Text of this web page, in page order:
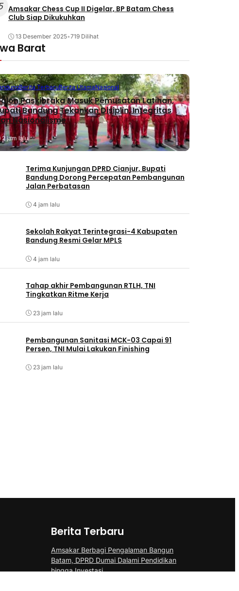
Amsakar Chess Cup II Digelar, BP Batam Chess
Club Siap Dikukuhkan
13 Desember 2025•719 Dilihat
Barat
Berita TerbaruBerita UtamaNasional
Paskibraka Masuk Pemusatan Latihan,
Bandung Tekankan Disiplin, Integritas
Nasionalisme
2 jam lalu
Terima Kunjungan DPRD Cianjur, Bupati
Bandung Dorong Percepatan Pembangunan
Jalan Perbatasan
4 jam lalu
Sekolah Rakyat Terintegrasi-4 Kabupaten
Bandung Resmi Gelar MPLS
4 jam lalu
Tahap akhir Pembangunan RTLH, TNI
Tingkatkan Ritme Kerja
23 jam lalu
Pembangunan Sanitasi MCK-03 Capai 91
Persen, TNI Mulai Lakukan Finishing
23 jam lalu
Berita Terbaru
Amsakar Berbagi Pengalaman Bangun
Batam, DPRD Dumai Dalami Pendidikan
hingga Investasi